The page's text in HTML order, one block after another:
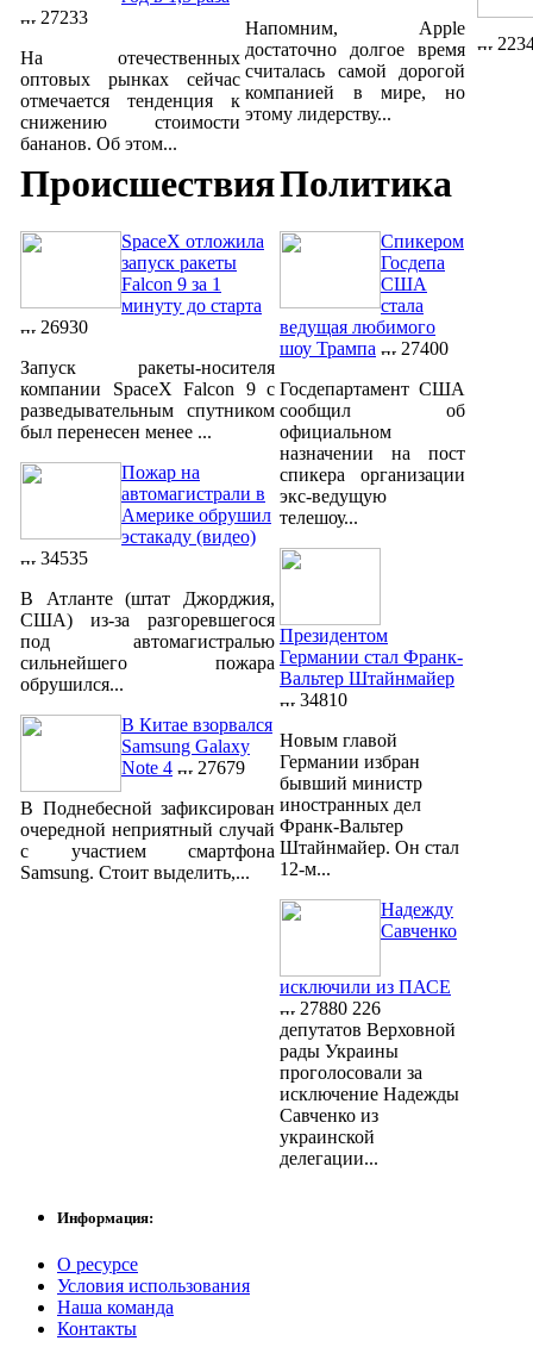
27233
На отечественных
оптовых рынках сейчас
отмечается тенденция к
снижению стоимости
бананов. Об этом...
Напомним, Apple
достаточно долгое время
считалась самой дорогой
компанией в мире, но
этому лидерству...
Происшествия
SpaceX отложила
запуск ракеты
Falcon 9 за 1
минуту до старта
26930
Запуск ракеты-носителя
компании SpaceX Falcon 9 с
разведывательным спутником
был перенесен менее ...
Пожар на
автомагистрали в
Америке обрушил
эстакаду (видео)
34535
В Атланте (штат Джорджия,
США) из-за разгоревшегося
под автомагистралью
сильнейшего пожара
обрушился...
В Китае взорвался
Samsung Galaxy
Note 4
27679
В Поднебесной зафиксирован
очередной неприятный случай
с участием смартфона
Samsung. Стоит выделить,...
Политика
Спикером
Госдепа
США
стала
ведущая любимого
шоу Трампа
27400
Госдепартамент США
сообщил об
официальном
назначении на пост
спикера организации
экс-ведущую
телешоу...
Президентом
Германии стал Франк-
Вальтер Штайнмайер
34810
Новым главой
Германии избран
бывший министр
иностранных дел
Франк-Вальтер
Штайнмайер. Он стал
12-м...
Надежду
Савченко
исключили из ПАСЕ
27880 226
депутатов Верховной
рады Украины
проголосовали за
исключение Надежды
Савченко из
украинской
делегации...
Информация:
О ресурсе
Условия использования
Наша команда
Контакты